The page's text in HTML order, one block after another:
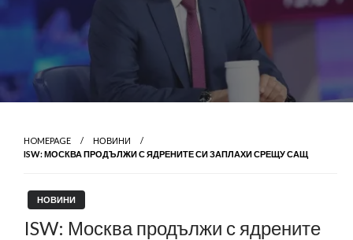
HOMEPAGE
НОВИНИ
ISW: МОСКВА ПРОДЪЛЖИ С ЯДРЕНИТЕ СИ ЗАПЛАХИ СРЕЩУ САЩ
НОВИНИ
ISW: Москва продължи с ядрените